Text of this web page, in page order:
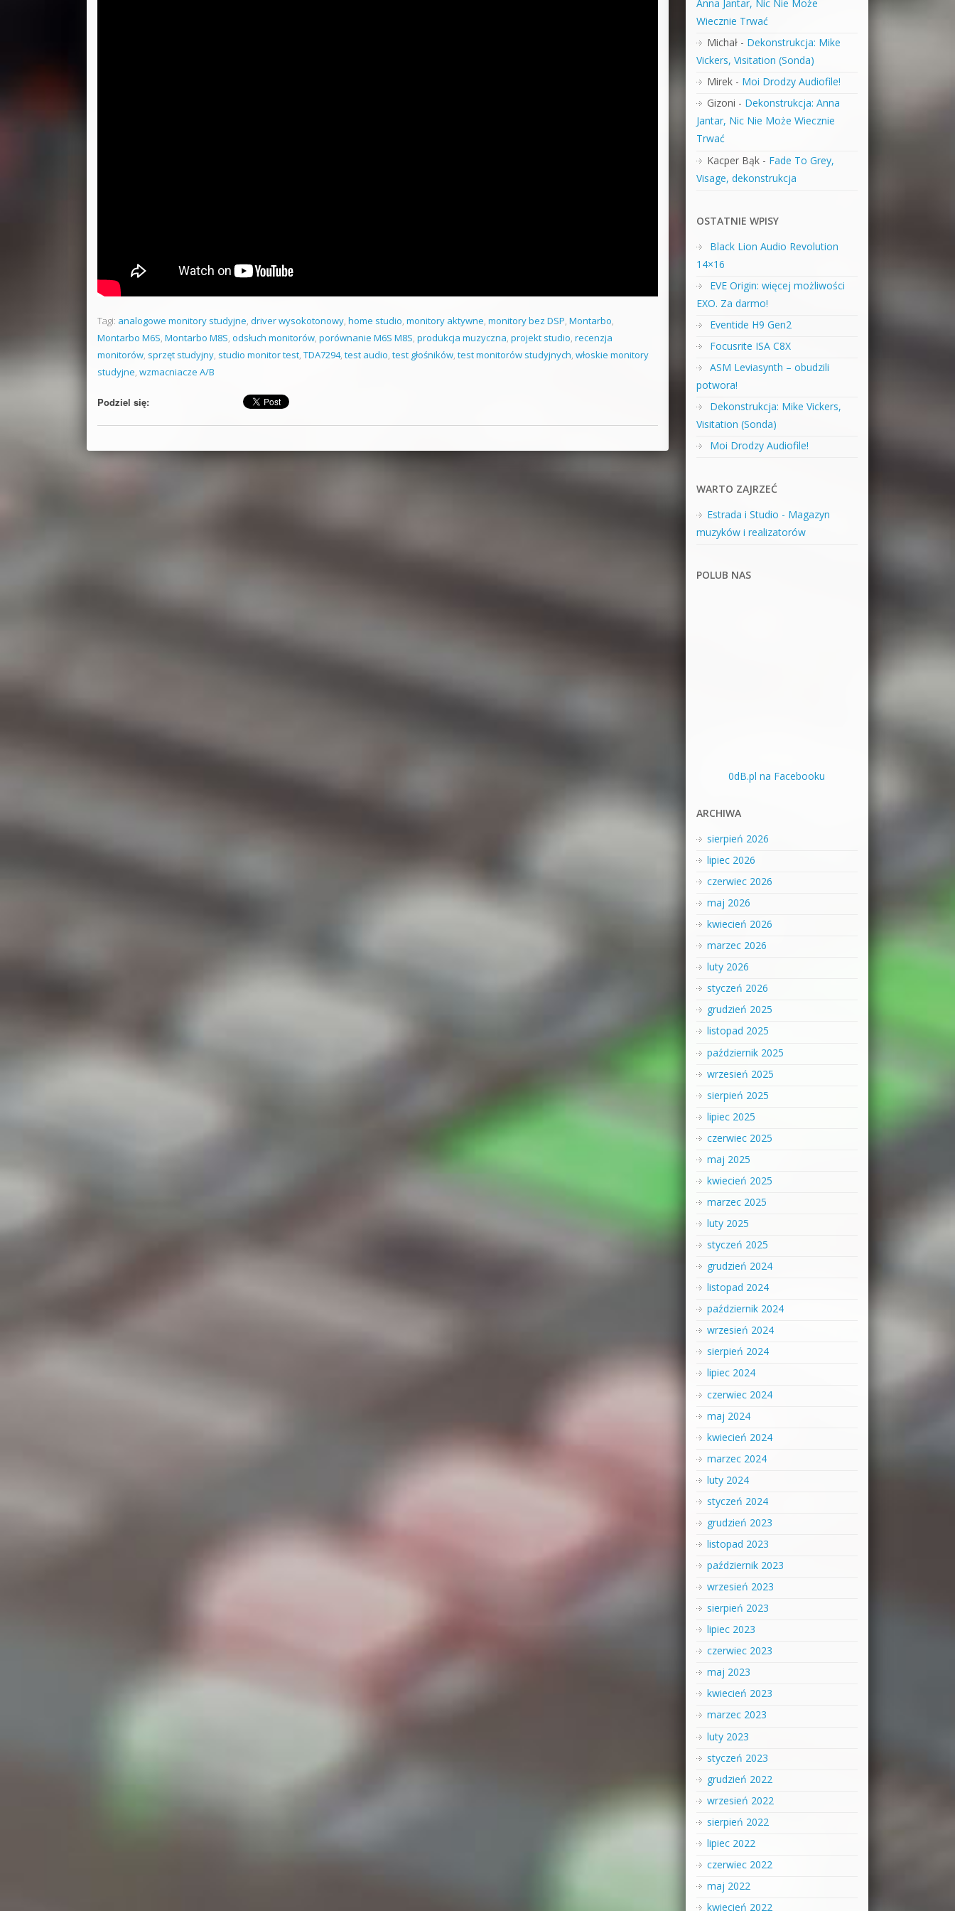
Tagi: analogowe monitory studyjne, driver wysokotonowy, home studio, monitory aktywne, monitory bez DSP, Montarbo,
Montarbo M6S, Montarbo M8S, odsłuch monitorów, porównanie M6S M8S, produkcja muzyczna, projekt studio, recenzja
monitorów, sprzęt studyjny, studio monitor test, TDA7294, test audio, test głośników, test monitorów studyjnych, włoskie monitory
studyjne, wzmacniacze A/B
Podziel się:
Anna Jantar, Nic Nie Może
Wiecznie Trwać
Michał- Dekonstrukcja: Mike
Vickers, Visitation (Sonda)
Mirek- Moi Drodzy Audiofile!
Gizoni - Dekonstrukcja: Anna
Jantar, Nic Nie Może Wiecznie
Trwać
Kacper Bąk- Fade To Grey,
Visage, dekonstrukcja
OSTATNIE WPISY
Black Lion Audio Revolution
14×16
EVE Origin: więcej możliwości
EXO. Za darmo!
Eventide H9 Gen2
Focusrite ISA C8X
ASM Leviasynth – obudzili
potwora!
Dekonstrukcja: Mike Vickers,
Visitation (Sonda)
Moi Drodzy Audiofile!
WARTO ZAJRZEĆ
Estrada i Studio - Magazyn
muzyków i realizatorów
POLUB NAS
0dB.pl na Facebooku
ARCHIWA
sierpień 2026
lipiec 2026
czerwiec 2026
maj 2026
kwiecień 2026
marzec 2026
luty 2026
styczeń 2026
grudzień 2025
listopad 2025
październik 2025
wrzesień 2025
sierpień 2025
lipiec 2025
czerwiec 2025
maj 2025
kwiecień 2025
marzec 2025
luty 2025
styczeń 2025
grudzień 2024
listopad 2024
październik 2024
wrzesień 2024
sierpień 2024
lipiec 2024
czerwiec 2024
maj 2024
kwiecień 2024
marzec 2024
luty 2024
styczeń 2024
grudzień 2023
listopad 2023
październik 2023
wrzesień 2023
sierpień 2023
lipiec 2023
czerwiec 2023
maj 2023
kwiecień 2023
marzec 2023
luty 2023
styczeń 2023
grudzień 2022
wrzesień 2022
sierpień 2022
lipiec 2022
czerwiec 2022
maj 2022
kwiecień 2022